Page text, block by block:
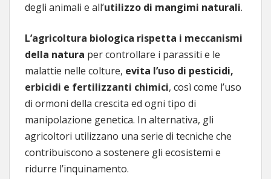
degli animali e all’utilizzo di mangimi naturali.
L’agricoltura biologica rispetta i meccanismi
della natura per controllare i parassiti e le
malattie nelle colture, evita l’uso di pesticidi,
erbicidi e fertilizzanti chimici, così come l’uso
di ormoni della crescita ed ogni tipo di
manipolazione genetica. In alternativa, gli
agricoltori utilizzano una serie di tecniche che
contribuiscono a sostenere gli ecosistemi e
ridurre l’inquinamento.